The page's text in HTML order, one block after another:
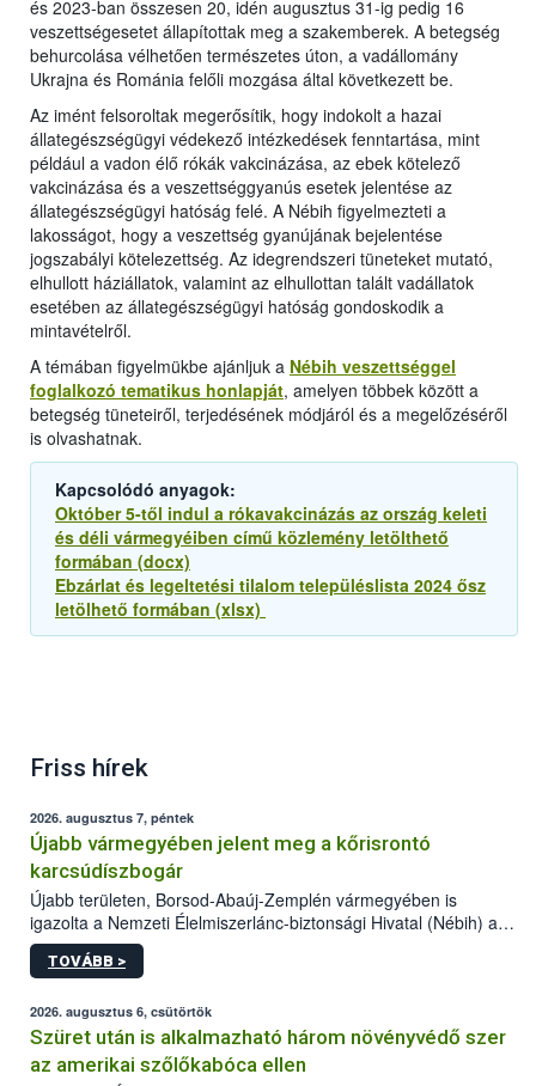
és 2023-ban összesen 20, idén augusztus 31-ig pedig 16
veszettségesetet állapítottak meg a szakemberek. A betegség
behurcolása vélhetően természetes úton, a vadállomány
Ukrajna és Románia felőli mozgása által következett be.
Az imént felsoroltak megerősítik, hogy indokolt a hazai
állategészségügyi védekező intézkedések fenntartása, mint
például a vadon élő rókák vakcinázása, az ebek kötelező
vakcinázása és a veszettséggyanús esetek jelentése az
állategészségügyi hatóság felé. A Nébih figyelmezteti a
lakosságot, hogy a veszettség gyanújának bejelentése
jogszabályi kötelezettség. Az idegrendszeri tüneteket mutató,
elhullott háziállatok, valamint az elhullottan talált vadállatok
esetében az állategészségügyi hatóság gondoskodik a
mintavételről.
A témában figyelmükbe ajánljuk a Nébih veszettséggel
foglalkozó tematikus honlapját, amelyen többek között a
betegség tüneteiről, terjedésének módjáról és a megelőzéséről
is olvashatnak.
Kapcsolódó anyagok:
Október 5-től indul a rókavakcinázás az ország keleti
és déli vármegyéiben című közlemény letölthető
formában (docx)
Ebzárlat és legeltetési tilalom településlista 2024 ősz
letölhető formában (xlsx)
Friss hírek
2026. augusztus 7, péntek
Újabb vármegyében jelent meg a kőrisrontó
karcsúdíszbogár
Újabb területen, Borsod-Abaúj-Zemplén vármegyében is
igazolta a Nemzeti Élelmiszerlánc-biztonsági Hivatal (Nébih) a
kőrisrontó karcsúdíszbogár (Agrilus planipennis) jelenlétét. A
kártevőt nem csak színcsapdában találták meg, de már fertőzött
az intenzív felderítést, emellett az intézkedéseket a szlovák
hatósággal is összehangolják a terjedés megállítása érdekében.
TOVÁBB >
2026. augusztus 6, csütörtök
Szüret után is alkalmazható három növényvédő szer
az amerikai szőlőkabóca ellen